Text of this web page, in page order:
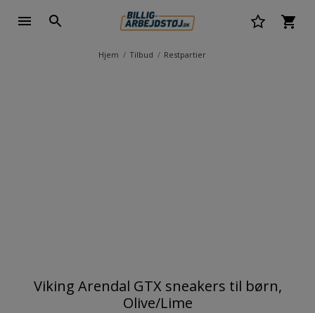
Hjem Tilbud Restpartier
Viking Arendal GTX sneakers til børn,
Olive/Lime